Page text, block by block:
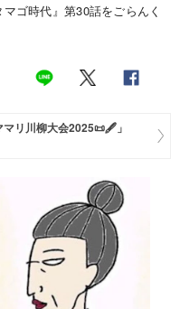
ゴ時代』第30話をごらんく
リ川柳大会2025📜🖋️」